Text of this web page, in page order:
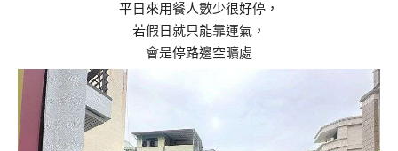
平日來用餐人數少很好停，
若假日就只能靠運氣，
會是停路邊空曠處